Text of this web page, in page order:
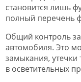
становится лишь
полный перечень
Общий контроль
автомобиля. Это
замыкания,
в осветительных